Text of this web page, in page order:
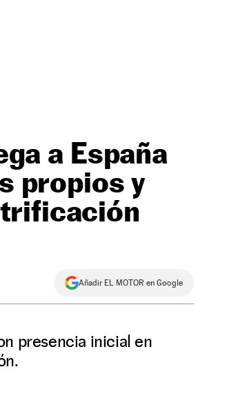
a España
propios y
Añadir EL MOTOR en Google
presencia inicial en